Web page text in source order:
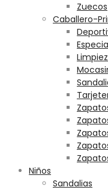
Zuecos
Caballero-
Niños
Sandalias